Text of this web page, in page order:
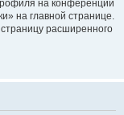
на конференции
на главной странице.
расширенного